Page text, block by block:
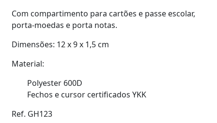
Com compartimento para cartões e passe escolar,
porta-moedas e porta notas.
Dimensões: 12 x 9 x 1,5 cm
Material:
Polyester 600D
Fechos e cursor certificados YKK
Ref. GH123